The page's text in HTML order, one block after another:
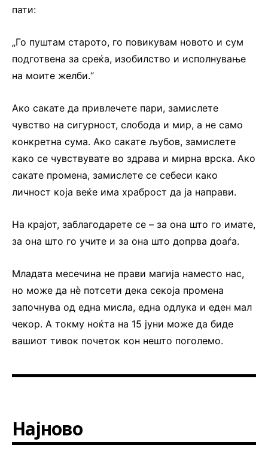
пати:
„Го пуштам старото, го повикувам новото и сум
подготвена за среќа, изобилство и исполнување
на моите желби.“
Ако сакате да привлечете пари, замислете
чувство на сигурност, слобода и мир, а не само
конкретна сума. Ако сакате љубов, замислете
како се чувствувате во здрава и мирна врска. Ако
сакате промена, замислете се себеси како
личност која веќе има храброст да ја направи.
На крајот, заблагодарете се – за она што го имате,
за она што го учите и за она што допрва доаѓа.
Младата месечина не прави магија наместо нас,
но може да нè потсети дека секоја промена
започнува од една мисла, една одлука и еден мал
чекор. А токму ноќта на 15 јуни може да биде
вашиот тивок почеток кон нешто поголемо.
Најново